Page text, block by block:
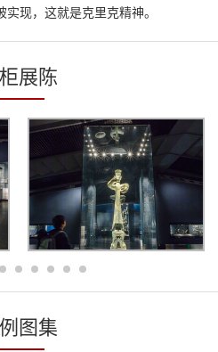
现，这就是克里克精神。
展陈
图集